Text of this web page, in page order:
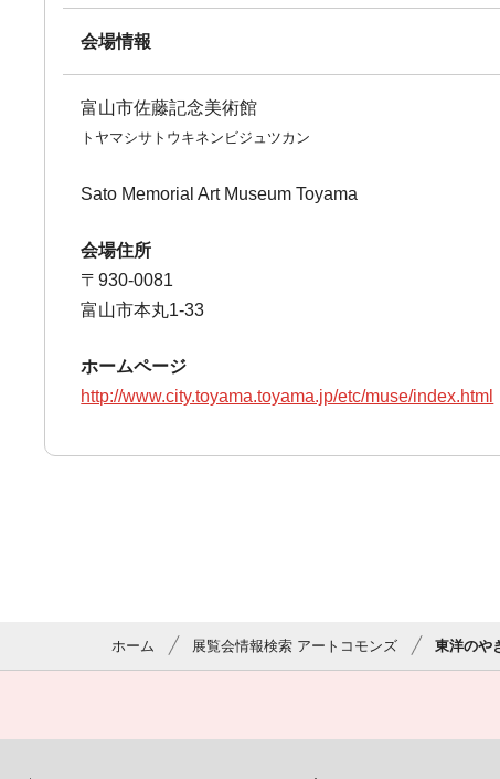
会場情報
富山市佐藤記念美術館
トヤマシサトウキネンビジュツカン
Sato Memorial Art Museum Toyama
会場住所
〒930-0081
富山市本丸1-33
ホームページ
http://www.city.toyama.toyama.jp/etc/muse/index.html
ホーム 展覧会情報検索 アートコモンズ 東洋のや